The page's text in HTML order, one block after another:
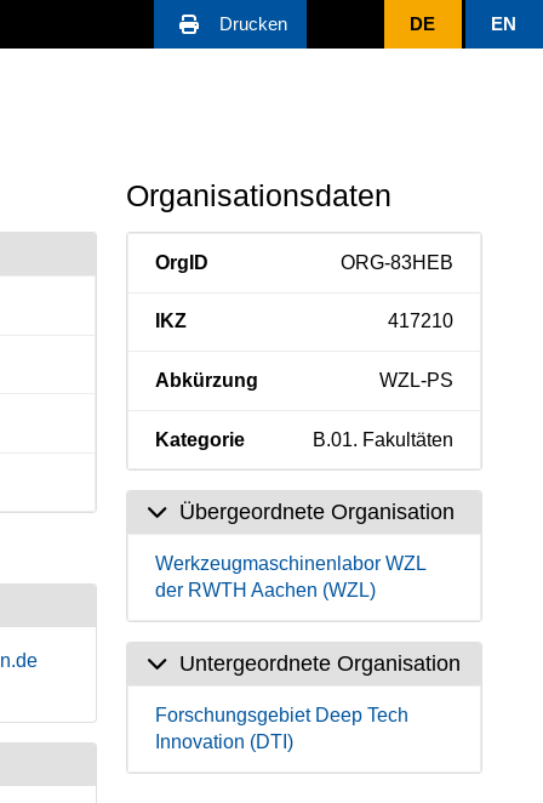
Drucken DE EN
Organisationsdaten
OrgID ORG-83HEB
IKZ 417210
Abkürzung WZL-PS
Kategorie B.01. Fakultäten
Übergeordnete Organisation
Werkzeugmaschinenlabor WZL
der RWTH Aachen (WZL)
Untergeordnete Organisation
Forschungsgebiet Deep Tech
Innovation (DTI)